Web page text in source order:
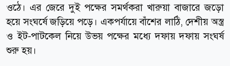
ওঠে। এর জেরে দুই পক্ষের সমর্থকরা খারুয়া বাজারে জড়ো
হয়ে সংঘর্ষে জড়িয়ে পড়ে। একপর্যায়ে বাঁশের লাঠি, দেশীয় অস্ত্র
ও ইট-পাটকেল নিয়ে উভয় পক্ষের মধ্যে দফায় দফায় সংঘর্ষ
শুরু হয়।